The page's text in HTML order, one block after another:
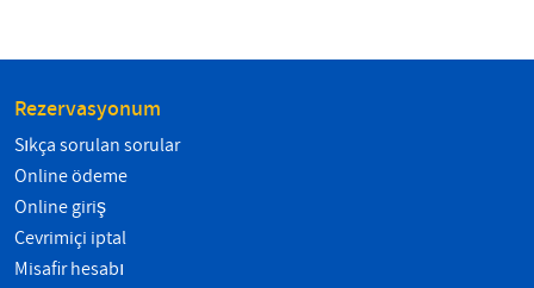
Rezervasyonum
Sıkça sorulan sorular
Online ödeme
Online giriş
Çevrimiçi iptal
Misafir hesabı